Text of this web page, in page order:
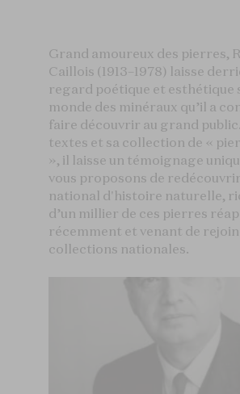
Grand amoureux des pierres,
Caillois (1913–1978) laisse
regard poétique et esthétique
monde des minéraux qu’il a
faire découvrir au grand
textes et sa collection de «
», il laisse un témoignage
vous proposons de
national d'histoire naturelle,
d’un millier de ces pierres
récemment et venant de
collections nationales.